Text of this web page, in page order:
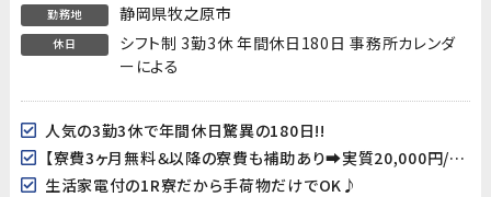
勤務地 静岡県牧之原市
休日
シフト制 3勤3休 年間休日180日 事務所カレンダ
ーによる
人気の3勤3休で年間休日驚異の180日!!
【寮費3ヶ月無料＆以降の寮費も補助あり➡実質20,000円/月!】
生活家電付の1R寮だから手荷物だけでOK♪